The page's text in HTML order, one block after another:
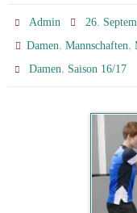
Admin
26.
Damen,Mannschaften,
Damen, Saison 16/17